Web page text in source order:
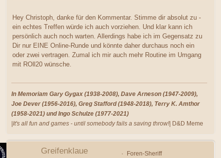
Hey Christoph, danke für den Kommentar. Stimme dir absolut zu -
ein echtes Treffen würde ich auch vorziehen. Und klar kann ich
persönlich auch noch warten. Allerdings habe ich im Gegensatz zu
Dir nur EINE Online-Runde und könnte daher durchaus noch ein
oder zwei vertragen. Zumal ich mir auch mehr Routine im Umgang
mit ROll20 wünsche.
In Memoriam Gary Gygax (1938-2008), Dave Arneson (1947-2009),
Joe Dever (1956-2016), Greg Stafford (1948-2018), Terry K. Amthor
(1958-2021) und Ingo Schulze (1977-2021)
It's all fun and games - until somebody fails a saving throw! | D&D Meme
Greifenklaue
Foren-Sheriff